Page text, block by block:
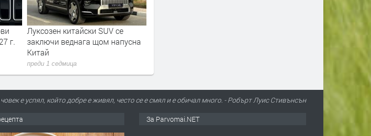
BMW XM не е просто SUV –
това е най-екстремният модел
на BMW M
преди 1 седмица
Новата Honda Prelude ви
човек е успял, който добре е живял, често се е смял и е обичал много. - Робърт Луис Стивънсън
За Parvomai.NET